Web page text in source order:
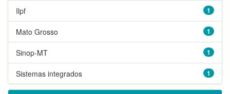
1
Ilpf
1
Mato Grosso
1
Sinop-MT
1
Sistemas integrados